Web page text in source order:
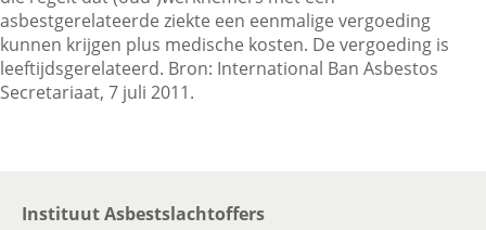
Contactgegevens
asbestgerelateerde ziekte een eenmalige vergoeding
kunnen krijgen plus medische kosten. De vergoeding is
leeftijdsgerelateerd. Bron: International Ban Asbestos
Secretariaat, 7 juli 2011.
Instituut Asbestslachtoffers